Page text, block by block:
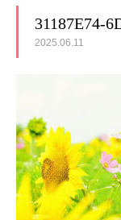
31187E74-
2025.06.11